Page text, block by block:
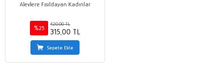
Alevlere Fısıldayan Kadınlar
%25
420,00 TL
315,00 TL
Sepete Ekle